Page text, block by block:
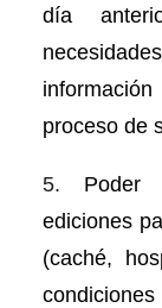
día
proceso de
5. Poder
ediciones
(caché,